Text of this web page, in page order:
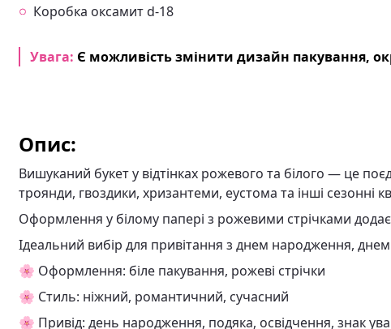
Коробка оксамит d-18
Увага: Є можливість змінити дизайн пакування,
Опис:
Вишуканий букет у відтінках рожевого та білого — це
троянди, гвоздики, хризантеми, еустома та інші сезонні
Оформлення у білому папері з рожевими стрічками додає
Ідеальний вибір для привітання з днем народження,
🌸 Оформлення: біле пакування, рожеві стрічки
🌸 Стиль: ніжний, романтичний, сучасний
🌸 Привід: день народження, подяка, освідчення, знак